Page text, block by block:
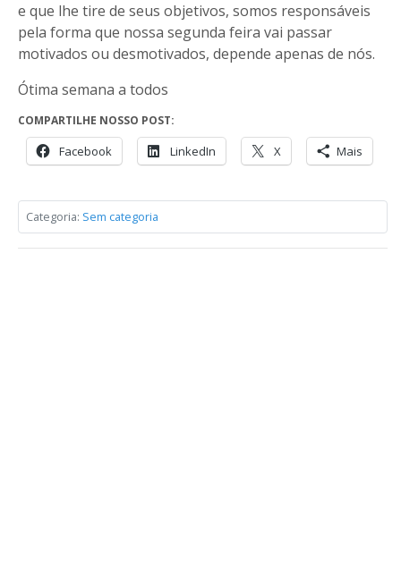
e que lhe tire de seus objetivos, somos responsáveis
pela forma que nossa segunda feira vai passar
motivados ou desmotivados, depende apenas de nós.
Ótima semana a todos
COMPARTILHE NOSSO POST:
Facebook LinkedIn X Mais
Categoria: Sem categoria